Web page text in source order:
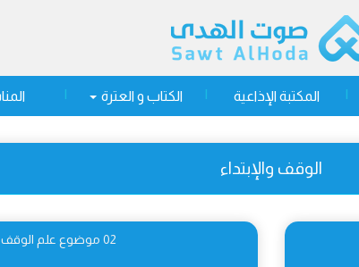
المكتبة الإذاعية الكتاب و العترة
الوقف والإبتداء
02 موضوع علم الوقف والابتداء وأهميته